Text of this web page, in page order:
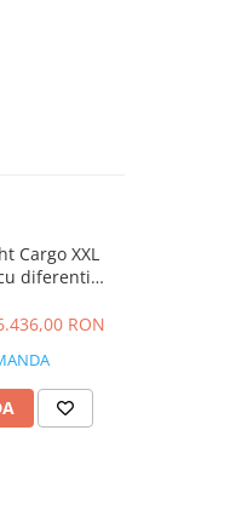
Cargo XXL
diferential,
RON